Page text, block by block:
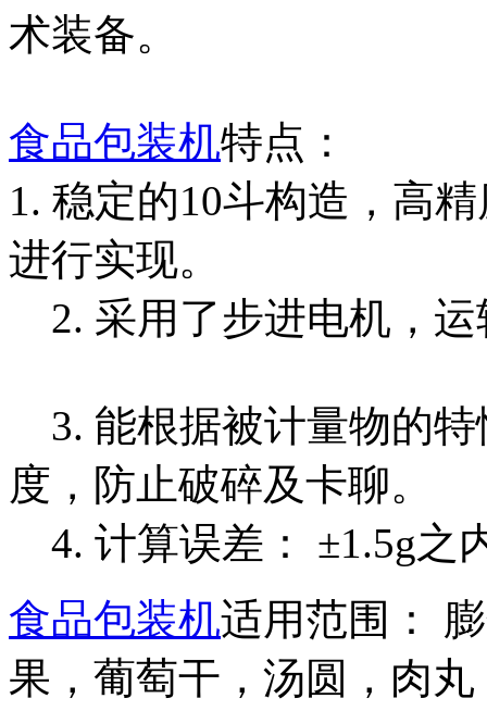
术装备。
食品包装机特点：
1. 稳定的10斗构造，高
进行实现。
2. 采用了步进电机，运
3. 能根据被计量物的特
度，防止破碎及卡聊。
4. 计算误差：
食品包装机适用范围：
果，葡萄干，汤圆，肉